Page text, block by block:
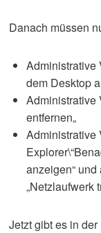
Danach müssen
Administrative
dem Desktop
Administrative
entfernen„
Administrative
Explorer\“
anzeigen“ und
„Netzlaufwerk
Jetzt gibt es in